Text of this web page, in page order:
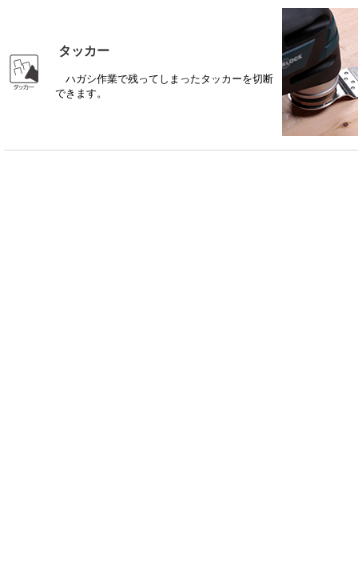
タッカー
ハガシ作業で残ってしまったタッカーを切断
できます。